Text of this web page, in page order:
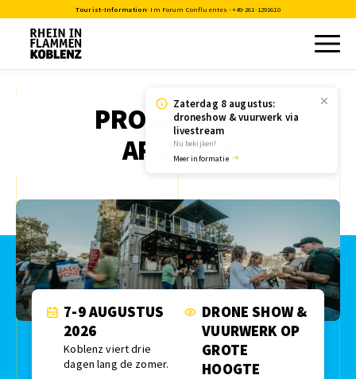
Tourist-Information- Im Forum Confluentes -+49-261-1291610
Zaterdag 8 augustus:
droneshow & vuurwerk via
livestream
Nu bekijken!
Meer informatie
PROGRAMMA:
AREA 068
7-9 AUGUSTUS
2026
Koblenz viert drie
dagen lang de zomer.
DRONE SHOW &
VUURWERK OP
GROTE
HOOGTE